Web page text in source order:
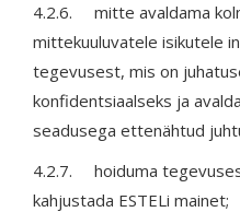
4.2.6. mitte avaldama
mittekuuluvatele isikutele
tegevusest, mis on
konfidentsiaalseks ja
seadusega ettenähtud
4.2.7. hoiduma
kahjustada ESTELi mainet;